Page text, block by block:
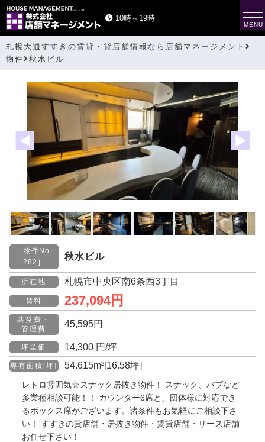
10時～19時
札幌大通すすきの賃貸・貸店舗情報なら店舗マネージメント
物件
秋水ビル
［物件No.
282］
秋水ビル
所在地 札幌市中央区南6条西3丁目
賃料 237,094円
共益費・
管理費
45,595円
坪単価 14,300 円/坪
専有面積[坪] 54.615m²[16.58坪]
レトロ雰囲気☆スナック居抜き物件！ スナック、パブなど
多業種相談可能！！ カウンター6席と、団体様に対応でき
るボックス席がございます。諸条件もお気軽にご相談下さ
い！ すすきの貸店舗・居抜き物件・賃貸店舗・リース店舗
お任せ下さい！
t
o
g
g
MENU